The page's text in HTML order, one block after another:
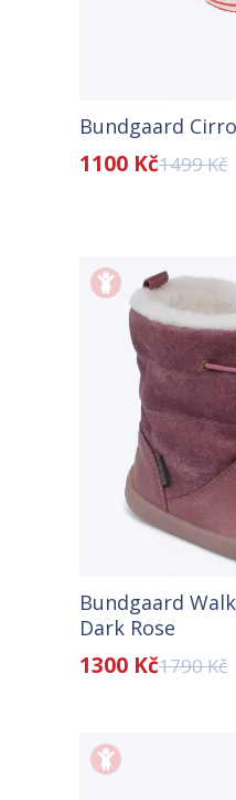
Bundgaard
1100 Kč1499 Kč
Bundgaard
Dark Rose
1300 Kč1790 Kč